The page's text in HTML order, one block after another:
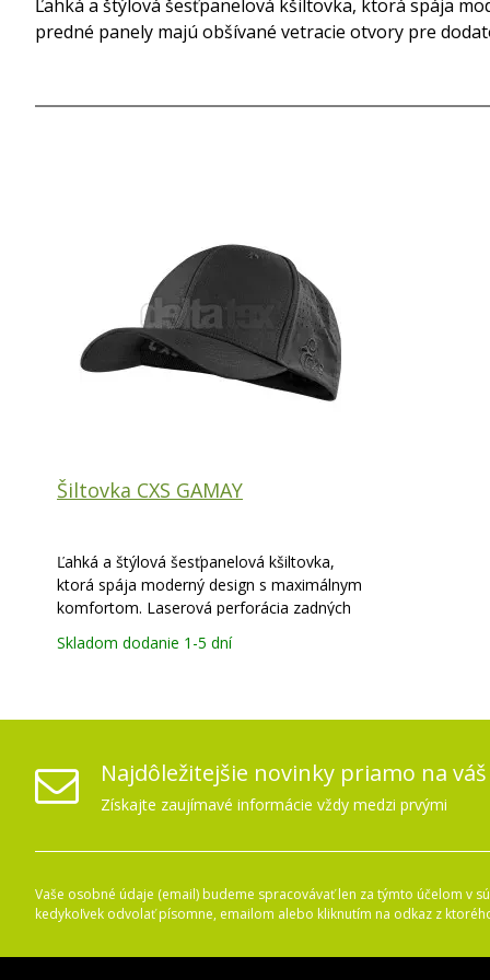
Ľahká a štýlová šesťpanelová kšiltovka, ktorá spája
predné panely majú obšívané vetracie otvory pre
Šiltovka CXS GAMAY
Ľahká a štýlová šesťpanelová kšiltovka,
ktorá spája moderný design s maximálnym
komfortom. Laserová perforácia zadných
Spevnené predné panely majú obšívané
Skladom dodanie 1-5 dní
Najdôležitejšie novinky priamo na
Získajte zaujímavé informácie vždy medzi prvými
Vaše osobné údaje (email) budeme spracovávať len za týmto účelom v
kedykoľvek odvolať písomne, emailom alebo kliknutím na odkaz z